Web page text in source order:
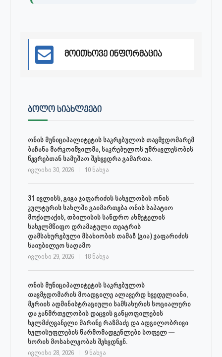
მოითხოვე ინფორმაცია
ᲑᲝᲚᲝ ᲡᲘᲐᲮᲚᲔᲔᲑᲘ
ონის მუნიციპალიტეტის საკრებულოს თავმჯდომარემ
ბაჩანა მარკოიშვილმა, საკრებულოს უმრავლესობის
წევრებთან სამუშაო შეხვედრა გამართა.
ივლისი 30, 2026 10 ნახვა
31 ივლისს, გიგა ჯაფარიძის სახელობის ონის
კულტურის სახლში გაიმართება ონის საპატიო
მოქალაქის, თბილისის სანდრო ახმეტელის
სახელმწიფო დრამატული თეატრის
დამსახურებული მსახიობის თამაზ (გია) ჯაფარიძის
საიუბილეო საღამო
ივლისი 29, 2026 18 ნახვა
ონის მუნიციპალიტეტის საკრებულოს
თავმჯდომარის მოადგილე ალავერდ ხვედელიანი,
მერიის ადმინისტრაციული სამსახურის სოციალური
და ჯანმრთელობის დაცვის განყოფილების
ხელმძღვანელი მარინე რაზმაძე და ადგილობრივი
ხელისუფლების წარმომადგენლები სოფელ —
სორის მოსახლეობას შეხვდნენ.
ივლისი 28, 2026 9 ნახვა